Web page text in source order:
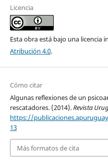
Licencia
Esta obra está bajo una licencia
Atribución 4.0.
Cómo citar
Algunas reflexiones de un
rescatadores. (2014).Revista
https://
13
Más formatos de cita